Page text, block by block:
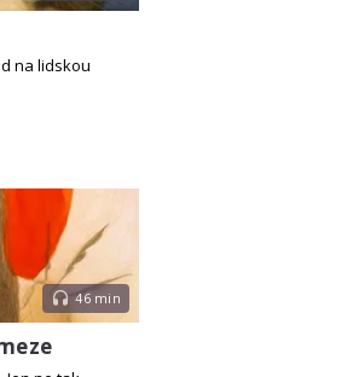
na lidskou
46 min